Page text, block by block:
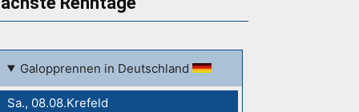
Galopprennen in Deutschland
Sa., 08.08.Krefeld